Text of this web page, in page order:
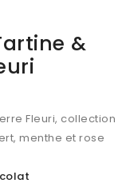
&
Fleuri, collection
menthe et rose